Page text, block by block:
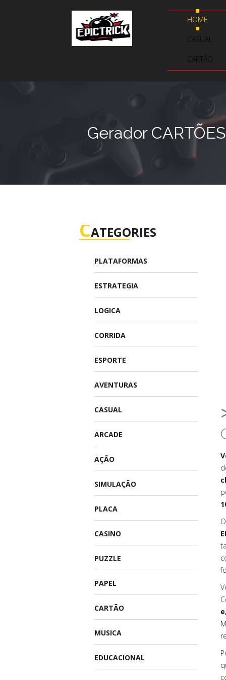
HOME
CASUAL
CARTÃO
Gerador
CATEGORIES
PLATAFORMAS
ESTRATEGIA
LOGICA
CORRIDA
ESPORTE
AVENTURAS
CASUAL
ARCADE
AÇÃO
SIMULAÇÃO
PLACA
CASINO
PUZZLE
PAPEL
CARTÃO
MUSICA
EDUCACIONAL